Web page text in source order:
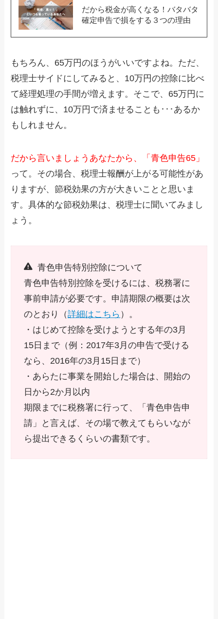
だから税金が高くなる！バタバタ
確定申告で損をする３つの理由
もちろん、65万円のほうがいいですよね。ただ、
税理士サイドにしてみると、10万円の控除に比べ
て経理処理の手間が増えます。そこで、65万円に
は触れずに、10万円で済ませることも･･･あるか
もしれません。
だから言いましょうあなたから、「青色申告65」
って。その場合、税理士報酬が上がる可能性があ
りますが、節税効果の方が大きいことと思いま
す。具体的な節税効果は、税理士に聞いてみまし
ょう。
青色申告特別控除について
青色申告特別控除を受けるには、税務署に
事前申請が必要です。申請期限の概要は次
のとおり（詳細はこちら ）。
・はじめて控除を受けようとする年の3月
15日まで（例：2017年3月の申告で受ける
なら、2016年の3月15日まで）
・あらたに事業を開始した場合は、開始の
日から2か月以内
期限までに税務署に行って、「青色申告申
請」と言えば、その場で教えてもらいなが
ら提出できるくらいの書類です。